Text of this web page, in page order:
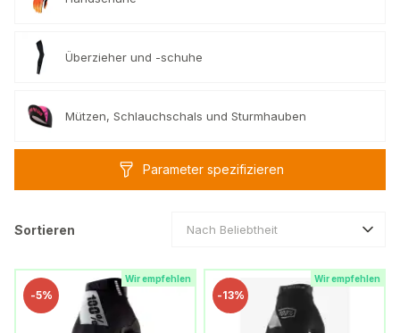
Überzieher und -schuhe
Mützen, Schlauchschals und Sturmhauben
Parameter spezifizieren
Sortieren Nach Beliebtheit
Wir empfehlen
-5%
Wir empfehlen
-13%